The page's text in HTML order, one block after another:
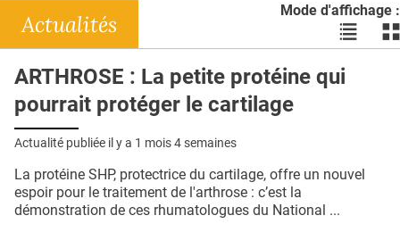
DOSSIERS
RÉSEAUX
E-REVUE SAD
THÉMA
QUI SOMMES-NOUS ?
Mode d'affichage :
Voir
les
en
les
Actualités
ARTHROSE : La petite protéine qui
pourrait protéger le cartilage
Actualité publiée il y a 1 mois 4 semaines
La protéine SHP, protectrice du cartilage, offre un nouvel
espoir pour le traitement de l'arthrose : c’est la
démonstration de ces rhumatologues du National ...